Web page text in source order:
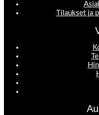
Tilaukset ja